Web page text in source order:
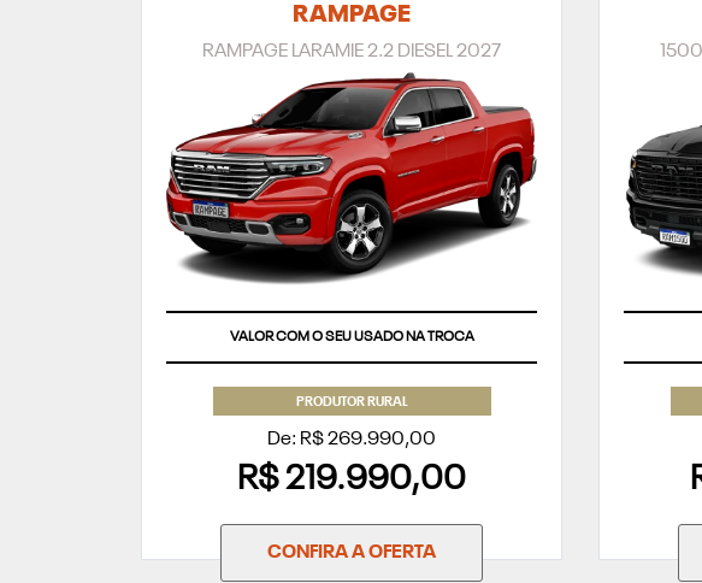
RAMPAGE
RAMPAGE LARAMIE 2.2 DIESEL 2027
VALOR COM O SEU USADO NA TROCA
PRODUTOR RURAL
De: R$ 269.990,00
R$ 219.990,00
CONFIRA A OFERTA